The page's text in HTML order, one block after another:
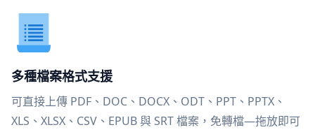
多種檔案格式支援
可直接上傳 PDF、DOC、DOCX、ODT、PPT、PPTX、
XLS、XLSX、CSV、EPUB 與 SRT 檔案，免轉檔—拖放即可